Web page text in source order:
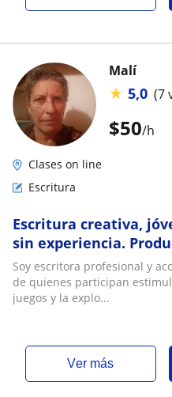
$50/h
Malí
★ 5,0 (7
Clases on line
Escritura
Escritura creativa,
sin experiencia.
con el lenguaje,
Soy escritora profesional y
de quienes participan
juegos y la explo...
ver más